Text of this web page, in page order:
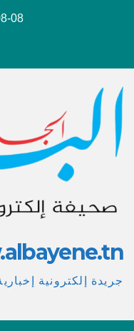
08
جريدة إلكترونية